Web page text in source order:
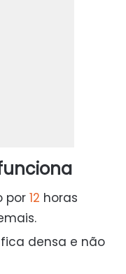
por 12 horas
densa e não